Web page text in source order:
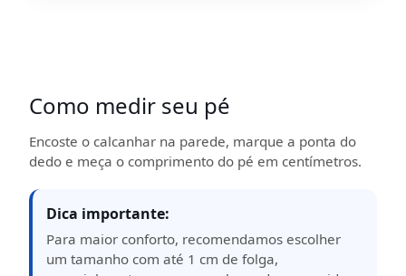
Como medir seu pé
Encoste o calcanhar na parede, marque a ponta do
dedo e meça o comprimento do pé em centímetros.
Dica importante:
Para maior conforto, recomendamos escolher
um tamanho com até 1 cm de folga,